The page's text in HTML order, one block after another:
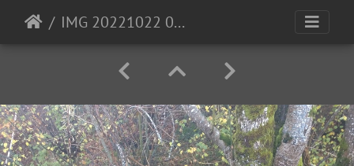
IMG 20221022 095033448